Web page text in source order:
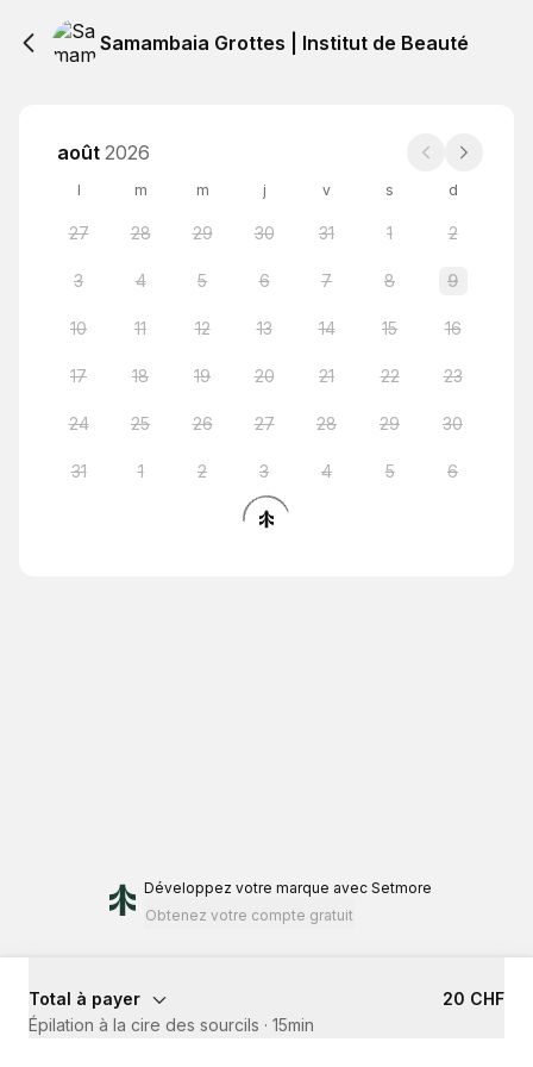
Samambaia Grottes | Institut de Beauté
août 2026
l m m j v s d
27 28 29 30 31 1 2
3 4 5 6 7 8 9
10 11 12 13 14 15 16
17 18 19 20 21 22 23
24 25 26 27 28 29 30
31 1 2 3 4 5 6
Développez votre marque avec Setmore
Obtenez votre compte gratuit
Total à payer
20 CHF
Épilation à la cire des sourcils · 15min